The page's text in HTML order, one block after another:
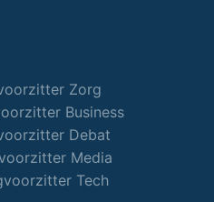
Zorg
Business
Debat
Media
Tech